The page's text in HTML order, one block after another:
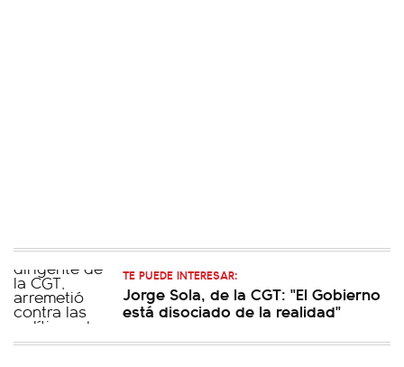
TE PUEDE INTERESAR:
Jorge Sola, de la CGT: "El Gobierno
está disociado de la realidad"